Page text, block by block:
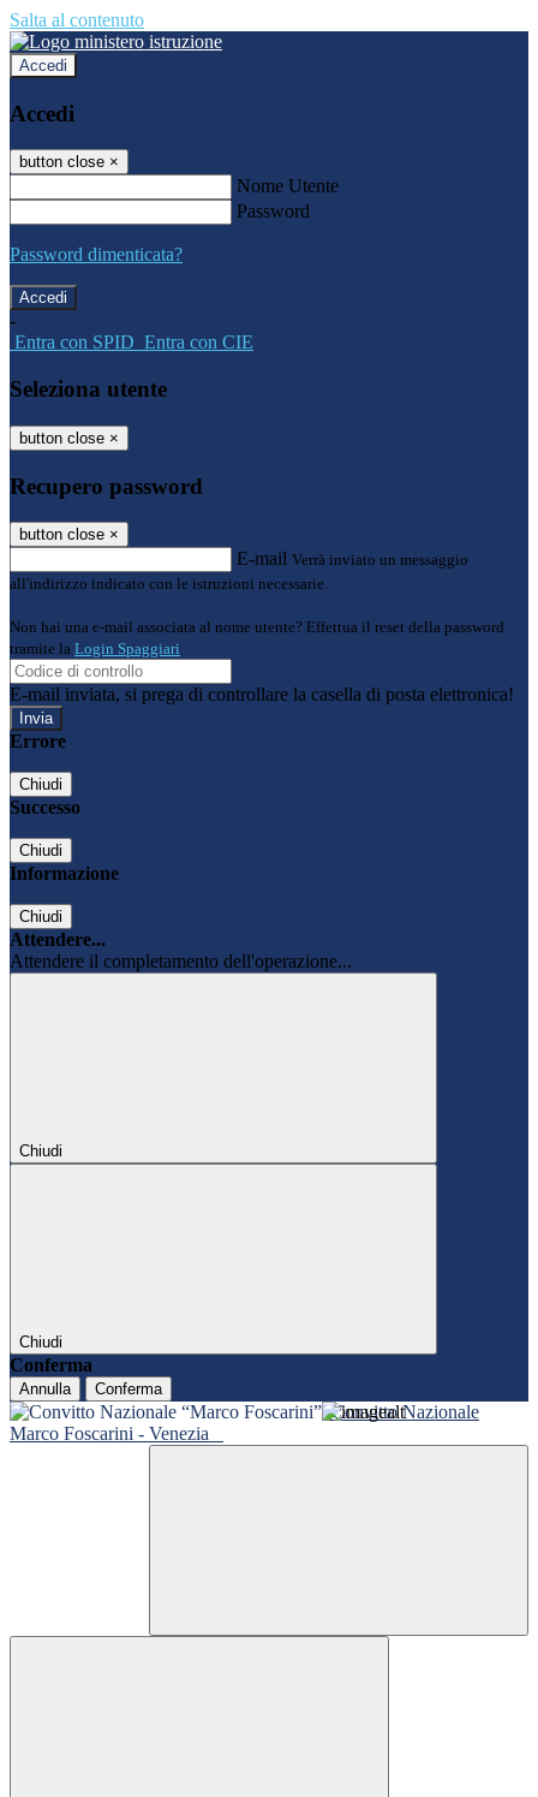
Salta al contenuto
Accedi
Accedi
button close ×
Nome Utente
Password
Password dimenticata?
-
Entra con SPID Entra con CIE
Seleziona utente
button close ×
Recupero password
button close ×
E-mail Verrà inviato un messaggio
all'indirizzo indicato con le istruzioni necessarie.
Non hai una e-mail associata al nome utente? Effettua il reset della password
tramite la Login Spaggiari
E-mail inviata, si prega di controllare la casella di posta elettronica!
Errore
Chiudi
Successo
Chiudi
Informazione
Chiudi
Attendere...
Attendere il completamento dell'operazione...
Chiudi
Chiudi
Conferma
Annulla Conferma
Convitto Nazionale
Marco Foscarini - Venezia